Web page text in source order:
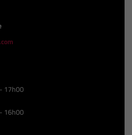
17h00
16h00